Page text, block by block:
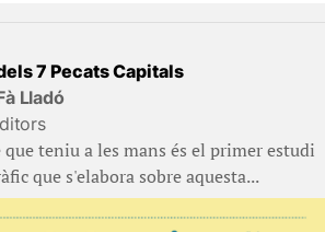
7 Pecats Capitals
Lladó
teniu a les mans és el primer estudi
que s'elabora sobre aquesta...